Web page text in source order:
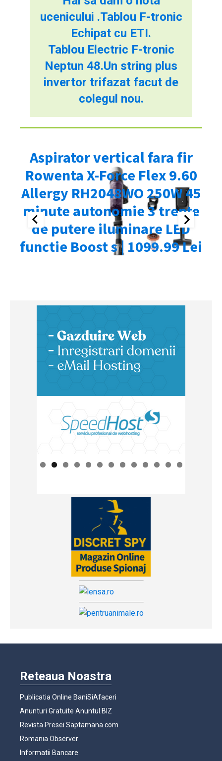
ucenicului .Tablou F-tronic
Echipat cu ETI.
Tablou Electric F-tronic
Neptun 48.Un string plus
invertor trifazat facut de
colegul nou.
Reteaua Noastra
Publicatia Online BaniSiAfaceri
Anunturi Gratuite Anuntul.BIZ
Revista Presei Saptamana.com
Romania Observer
Informatii Bancare